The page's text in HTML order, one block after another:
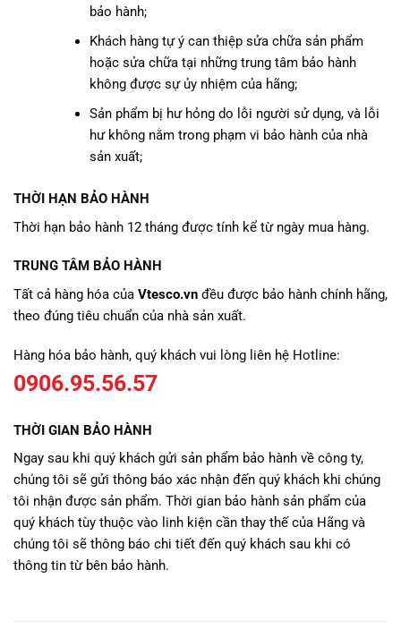
bảo hành;
Khách hàng tự ý can thiệp sửa chữa sản phẩm
hoặc sửa chữa tại những trung tâm bảo hành
không được sự ủy nhiệm của hãng;
Sản phẩm bị hư hỏng do lỗi người sử dụng, và lỗi
hư không nằm trong phạm vi bảo hành của nhà
sản xuất;
THỜI HẠN BẢO HÀNH
Thời hạn bảo hành 12 tháng được tính kể từ ngày mua hàng.
TRUNG TÂM BẢO HÀNH
Tất cả hàng hóa của Vtesco.vn đều được bảo hành chính hãng,
theo đúng tiêu chuẩn của nhà sản xuất.
Hàng hóa bảo hành, quý khách vui lòng liên hệ Hotline:
0906.95.56.57
THỜI GIAN BẢO HÀNH
Ngay sau khi quý khách gửi sản phẩm bảo hành về công ty,
chúng tôi sẽ gửi thông báo xác nhận đến quý khách khi chúng
tôi nhận được sản phẩm. Thời gian bảo hành sản phẩm của
quý khách tùy thuộc vào linh kiện cần thay thế của Hãng và
chúng tôi sẽ thông báo chi tiết đến quý khách sau khi có
thông tin từ bên bảo hành.